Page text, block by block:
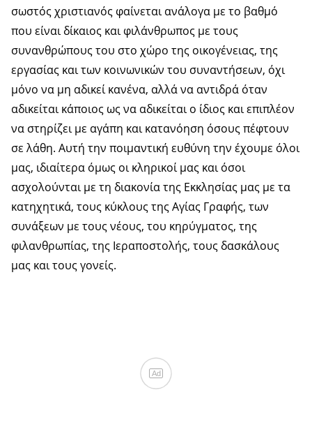
σωστός χριστιανός φαίνεται ανάλογα με το βαθμό
που είναι δίκαιος και φιλάνθρωπος με τους
συνανθρώπους του στο χώρο της οικογένειας, της
εργασίας και των κοινωνικών του συναντήσεων, όχι
μόνο να μη αδικεί κανένα, αλλά να αντιδρά όταν
αδικείται κάποιος ως να αδικείται ο ίδιος και επιπλέον
να στηρίζει με αγάπη και κατανόηση όσους πέφτουν
σε λάθη. Αυτή την ποιμαντική ευθύνη την έχουμε όλοι
μας, ιδιαίτερα όμως οι κληρικοί μας και όσοι
ασχολούνται με τη διακονία της Εκκλησίας μας με τα
κατηχητικά, τους κύκλους της Αγίας Γραφής, των
συνάξεων με τους νέους, του κηρύγματος, της
φιλανθρωπίας, της Ιεραποστολής, τους δασκάλους
μας και τους γονείς.
Ad